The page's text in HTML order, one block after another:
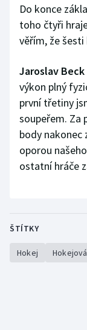
Do konce
toho čtyři
věřím, že
Jaroslav
výkon plný
první třetiny
soupeřem. Za
body nakonec
oporou
ostatní hráče
ŠTÍTKY
Hokej